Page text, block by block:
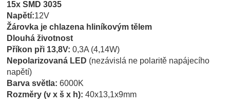
15x SMD 3035
Napětí:12V
Žárovka je chlazena hliníkovým tělem
Dlouhá životnost
Příkon při 13,8V: 0,3A (4,14W)
Nepolarizovaná LED (nezávislá ne polaritě napájecího
napětí)
Barva světla: 6000K
Rozměry (v x š x h): 40x13,1x9mm